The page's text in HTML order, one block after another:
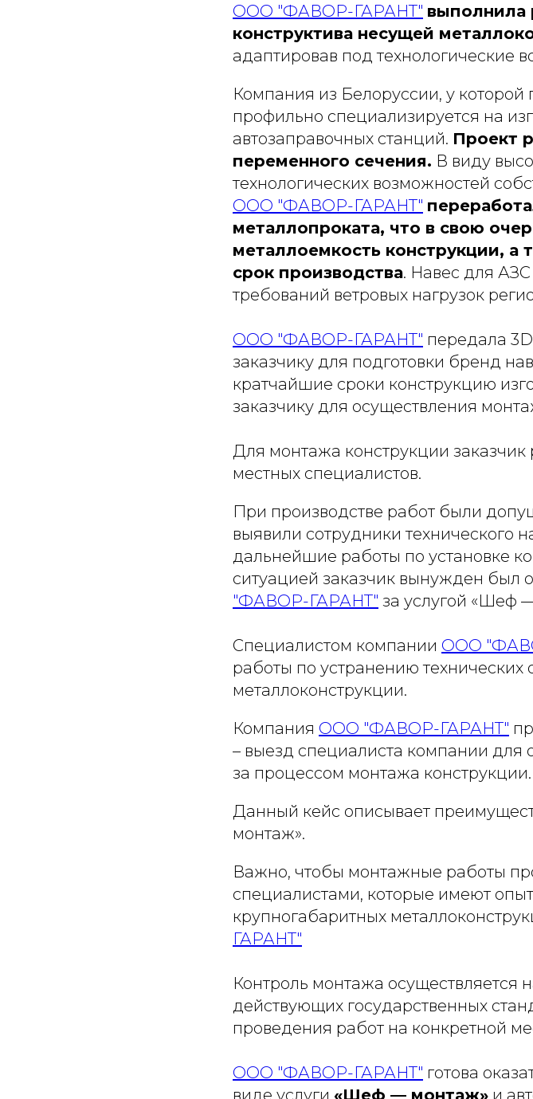
ООО "ФАВОР-ГАРАНТ" выполнила
конструктива несущей
адаптировав под технологические
Компания из Белоруссии, у
профильно специализируется на
автозаправочных станций. Проект
переменного сечения. В виду
технологических возможностей
ООО "ФАВОР-ГАРАНТ"
металлопроката, что в свою
металлоемкость конструкции, а
срок производства. Навес для
требований ветровых нагрузок
ООО "ФАВОР-ГАРАНТ" передала
заказчику для подготовки бренд
кратчайшие сроки конструкцию
заказчику для осуществления
Для монтажа конструкции заказчик
местных специалистов.
При производстве работ были
выявили сотрудники технического
дальнейшие работы по установке
ситуацией заказчик вынужден был
"ФАВОР-ГАРАНТ" за услугой «Шеф
Специалистом компании ООО
работы по устранению
металлоконструкции.
Компания ООО "ФАВОР-ГАРАНТ"
– выезд специалиста компании для
за процессом монтажа конструкции.
Данный кейс описывает
монтаж».
Важно, чтобы монтажные работы
специалистами, которые имеют
крупногабаритных
ГАРАНТ"
Контроль монтажа осуществляется
действующих государственных
проведения работ на конкретной
ООО "ФАВОР-ГАРАНТ" готова
виде услуги «Шеф — монтаж» и